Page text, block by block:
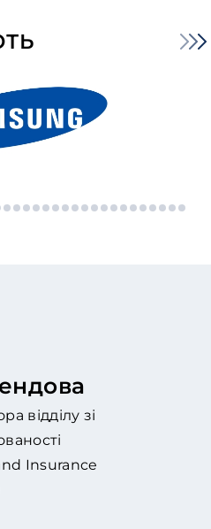
відділу зі
Insurance